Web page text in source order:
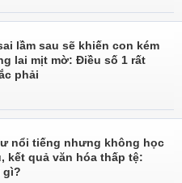
lầm sau sẽ khiến con kém
lai mịt mờ: Điều số 1 rất
phải
nổi tiếng nhưng không học
kết quả văn hóa thấp tệ:
gì?